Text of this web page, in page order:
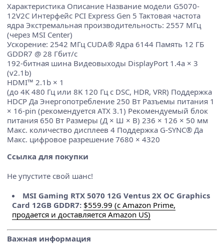
Характеристика Описание Название модели G5070-
12V2C Интерфейс PCI Express Gen 5 Тактовая частота
ядра Экстремальная производительность: 2557 МГц
(через MSI Center)
Ускорение: 2542 МГц CUDA® Ядра 6144 Память 12 ГБ
GDDR7 @ 28 Гбит/с
192-битная шина Видеовыходы DisplayPort 1.4a × 3
(v2.1b)
HDMI™ 2.1b × 1
(до 4K 480 Гц или 8K 120 Гц с DSC, HDR, VRR) Поддержка
HDCP Да Энергопотребление 250 Вт Разъемы питания 1
× 16-pin (рекомендуется ATX 3.1) Рекомендуемый блок
питания 650 Вт Размеры (Д × Ш × В) 236 × 126 × 50 мм
Макс. количество дисплеев 4 Поддержка G-SYNC® Да
Макс. цифровое разрешение 7680 × 4320
Ссылка для покупки
Не упустите свой шанс!
MSI Gaming RTX 5070 12G Ventus 2X OC Graphics
Card 12GB GDDR7: $559.99 (с Amazon Prime,
продается и доставляется Amazon US)
Важная информация